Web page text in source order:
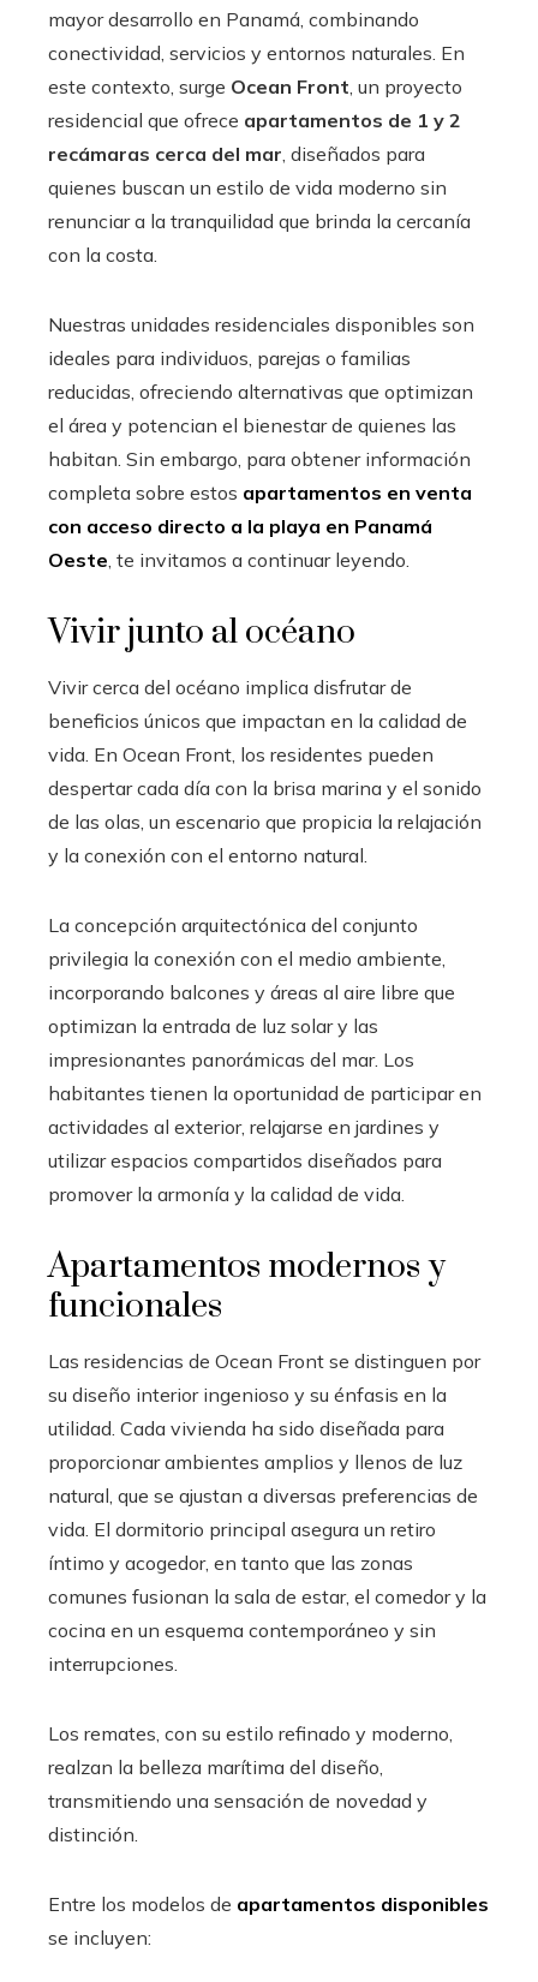
mayor desarrollo en Panamá, combinando
conectividad, servicios y entornos naturales. En
este contexto, surge Ocean Front, un proyecto
residencial que ofrece apartamentos de 1 y 2
recámaras cerca del mar, diseñados para
quienes buscan un estilo de vida moderno sin
renunciar a la tranquilidad que brinda la cercanía
con la costa.
Nuestras unidades residenciales disponibles son
ideales para individuos, parejas o familias
reducidas, ofreciendo alternativas que optimizan
el área y potencian el bienestar de quienes las
habitan. Sin embargo, para obtener información
completa sobre estos apartamentos en venta
con acceso directo a la playa en Panamá
Oeste, te invitamos a continuar leyendo.
Vivir junto al océano
Vivir cerca del océano implica disfrutar de
beneficios únicos que impactan en la calidad de
vida. En Ocean Front, los residentes pueden
despertar cada día con la brisa marina y el sonido
de las olas, un escenario que propicia la relajación
y la conexión con el entorno natural.
La concepción arquitectónica del conjunto
privilegia la conexión con el medio ambiente,
incorporando balcones y áreas al aire libre que
optimizan la entrada de luz solar y las
impresionantes panorámicas del mar. Los
habitantes tienen la oportunidad de participar en
actividades al exterior, relajarse en jardines y
utilizar espacios compartidos diseñados para
promover la armonía y la calidad de vida.
Apartamentos modernos y
funcionales
Las residencias de Ocean Front se distinguen por
su diseño interior ingenioso y su énfasis en la
utilidad. Cada vivienda ha sido diseñada para
proporcionar ambientes amplios y llenos de luz
natural, que se ajustan a diversas preferencias de
vida. El dormitorio principal asegura un retiro
íntimo y acogedor, en tanto que las zonas
comunes fusionan la sala de estar, el comedor y la
cocina en un esquema contemporáneo y sin
interrupciones.
Los remates, con su estilo refinado y moderno,
realzan la belleza marítima del diseño,
transmitiendo una sensación de novedad y
distinción.
Entre los modelos de apartamentos disponibles
se incluyen: